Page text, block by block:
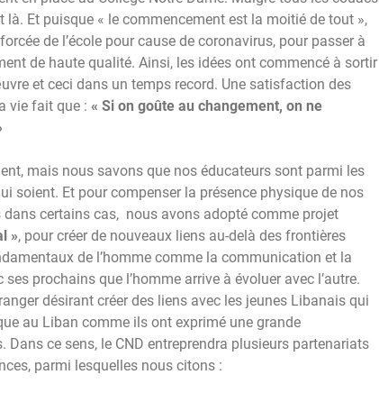
là. Et puisque « le commencement est la moitié de tout »,
de l’école pour cause de coronavirus, pour passer à
de haute qualité. Ainsi, les idées ont commencé à sortir
et ceci dans un temps record. Une satisfaction des
vie fait que : « Si on goûte au changement, on ne
mais nous savons que nos éducateurs sont parmi les
soient. Et pour compenser la présence physique de nos
certains cas, nous avons adopté comme projet
», pour créer de nouveaux liens au-delà des frontières
de l’homme comme la communication et la
prochains que l’homme arrive à évoluer avec l’autre.
désirant créer des liens avec les jeunes Libanais qui
au Liban comme ils ont exprimé une grande
ce sens, le CND entreprendra plusieurs partenariats
parmi lesquelles nous citons :